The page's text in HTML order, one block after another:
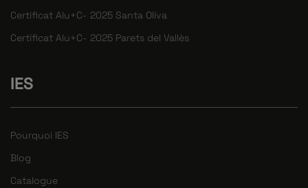
Certificat Alu+C- 2025 Santa Oliva
Certificat Alu+C- 2025 Parets del Vallès
IES
Pourquoi IES
Blog
Catalogue